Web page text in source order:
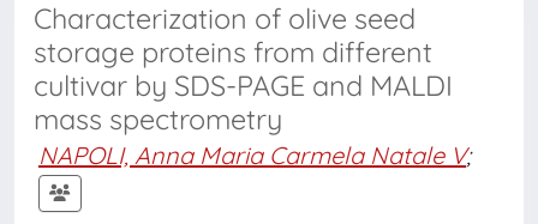
Characterization of olive seed
storage proteins from different
cultivar by SDS-PAGE and MALDI
mass spectrometry
NAPOLI, Anna Maria Carmela Natale V;